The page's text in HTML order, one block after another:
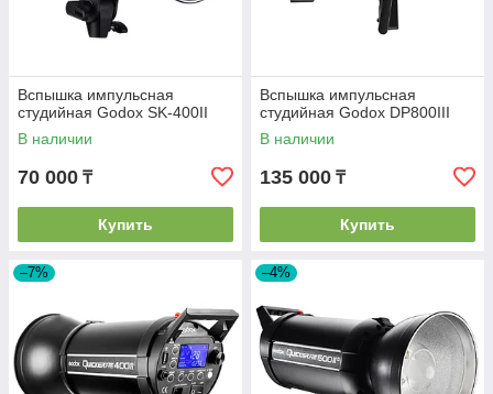
Вспышка импульсная
студийная Godox SK-400II
В наличии
70 000 ₸
Купить
Вспышка импульсная
студийная Godox DP800III
В наличии
135 000 ₸
Купить
–7% –4%